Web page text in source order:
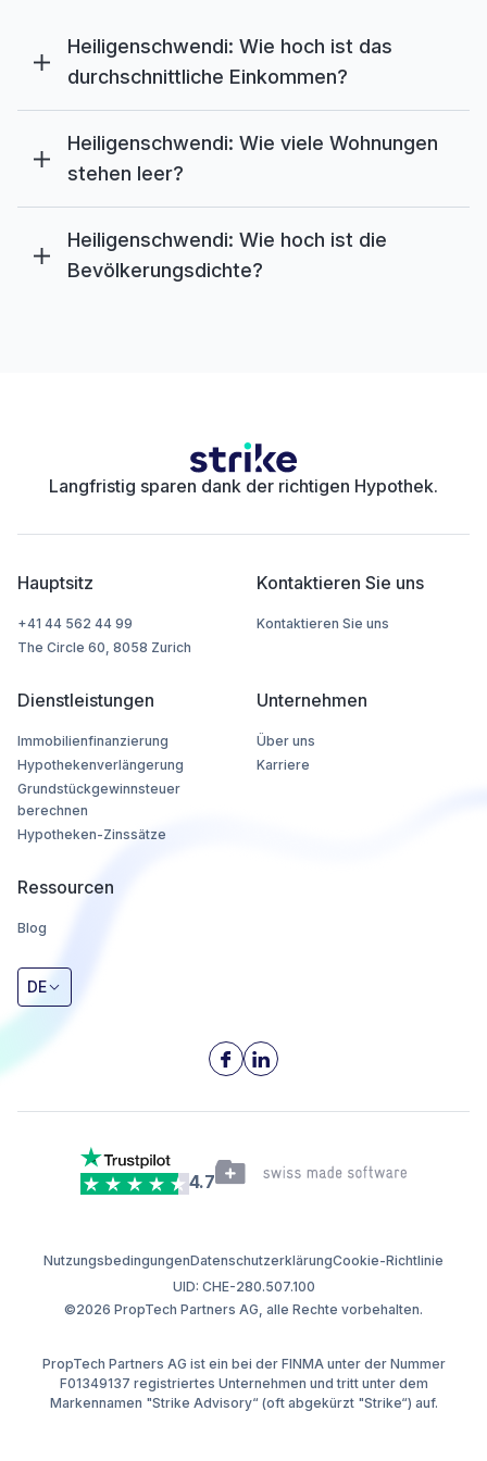
Heiligenschwendi: Wie hoch ist das
durchschnittliche Einkommen?
Heiligenschwendi: Wie viele Wohnungen
stehen leer?
Heiligenschwendi: Wie hoch ist die
Bevölkerungsdichte?
Langfristig sparen dank der richtigen Hypothek.
Hauptsitz
+41 44 562 44 99
The Circle 60, 8058 Zurich
Kontaktieren Sie uns
Kontaktieren Sie uns
Dienstleistungen
Immobilienfinanzierung
Hypothekenverlängerung
Grundstückgewinnsteuer
berechnen
Hypotheken-Zinssätze
Unternehmen
Über uns
Karriere
Ressourcen
Blog
DE
4.7
©2026 PropTech Partners AG, alle Rechte vorbehalten.
NutzungsbedingungenDatenschutzerklärungCookie-Richtlinie
UID: CHE-280.507.100
PropTech Partners AG ist ein bei der FINMA unter der Nummer
F01349137 registriertes Unternehmen und tritt unter dem
Markennamen "Strike Advisory“ (oft abgekürzt "Strike“) auf.